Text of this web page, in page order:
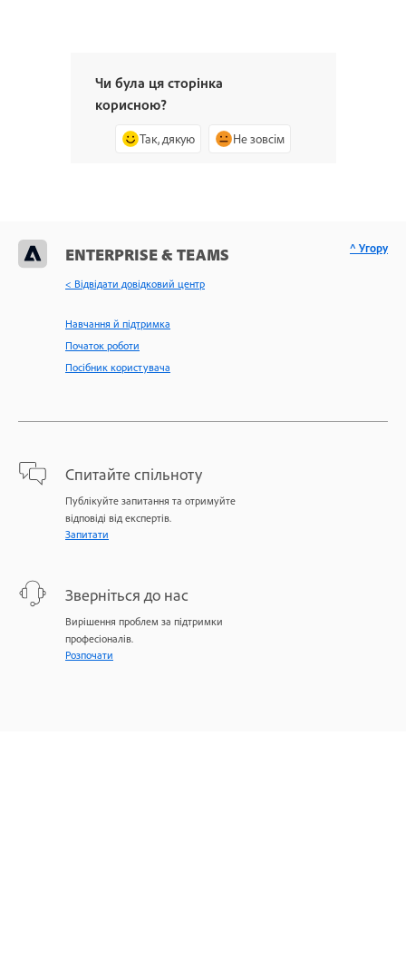
Чи була ця сторінка
корисною?
Так, дякую Не зовсім
ENTERPRISE & TEAMS
< Відвідати довідковий центр
Навчання й підтримка
Початок роботи
Посібник користувача
Спитайте спільноту
Публікуйте запитання та отримуйте
відповіді від експертів.
Запитати
Зверніться до нас
Вирішення проблем за підтримки
професіоналів.
Розпочати
^ Угору